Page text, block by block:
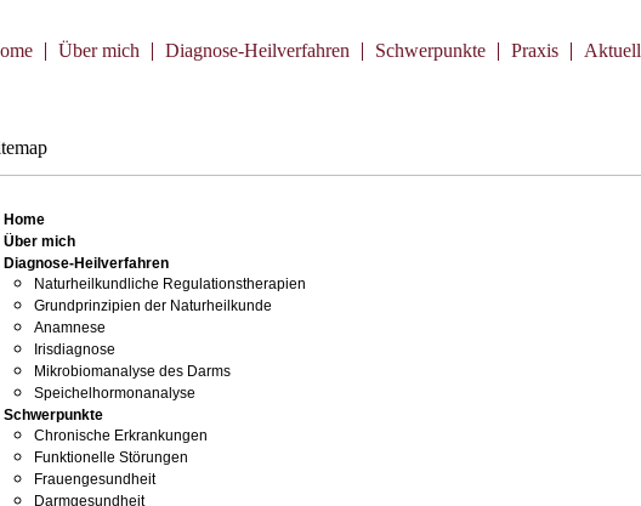
Über mich Diagnose-Heilverfahren Schwerpunkte Praxis Aktuell
Home
Über mich
Diagnose-Heilverfahren
Naturheilkundliche Regulationstherapien
Grundprinzipien der Naturheilkunde
Anamnese
Irisdiagnose
Mikrobiomanalyse des Darms
Speichelhormonanalyse
Schwerpunkte
Chronische Erkrankungen
Funktionelle Störungen
Frauengesundheit
Darmgesundheit